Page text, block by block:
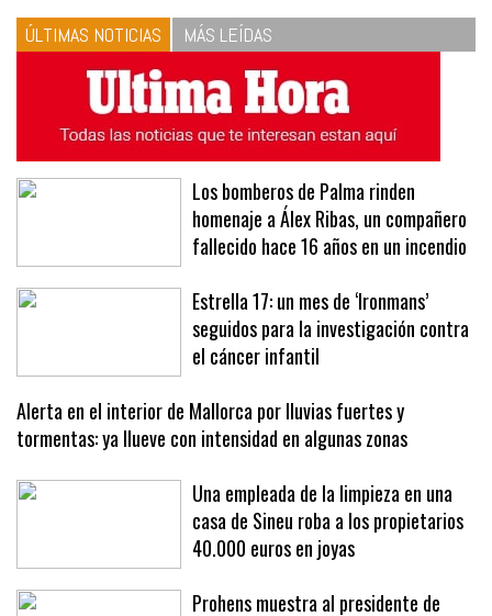
vinagreta
ÚLTIMAS NOTICIAS MÁS LEÍDAS
Los bomberos de Palma rinden
homenaje a Álex Ribas, un compañero
fallecido hace 16 años en un incendio
Estrella 17: un mes de ‘Ironmans’
seguidos para la investigación contra
el cáncer infantil
Alerta en el interior de Mallorca por lluvias fuertes y
tormentas: ya llueve con intensidad en algunas zonas
Una empleada de la limpieza en una
casa de Sineu roba a los propietarios
40.000 euros en joyas